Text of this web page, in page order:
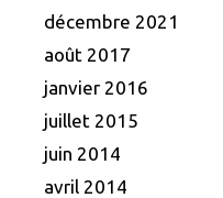
décembre 2021
août 2017
janvier 2016
juillet 2015
juin 2014
avril 2014